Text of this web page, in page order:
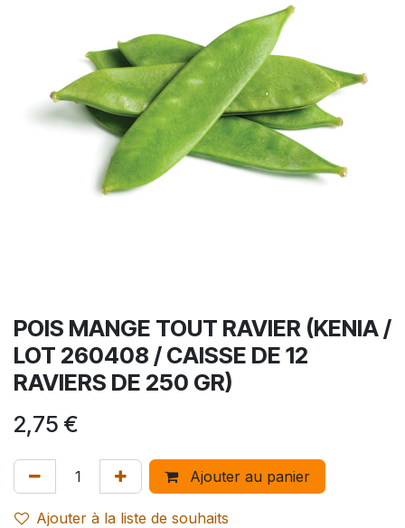
POIS MANGE TOUT RAVIER (KENIA /
LOT 260408 / CAISSE DE 12
RAVIERS DE 250 GR)
2,75 €
Ajouter au panier
Ajouter à la liste de souhaits